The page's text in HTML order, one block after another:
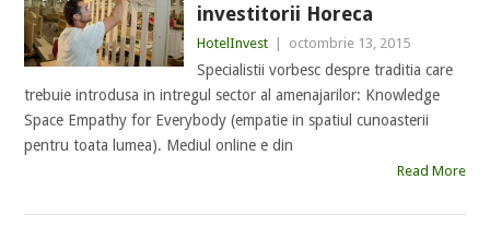
investitorii Horeca
HotelInvest octombrie 13, 2015
Specialistii vorbesc despre traditia care
trebuie introdusa in intregul sector al amenajarilor: Knowledge
Space Empathy for Everybody (empatie in spatiul cunoasterii
pentru toata lumea). Mediul online e din
Read More